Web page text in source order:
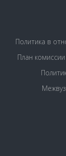
Политика в
План